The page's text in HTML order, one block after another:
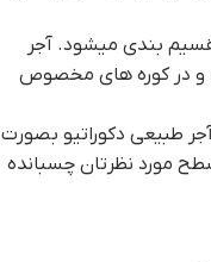
بندی میشود. آجر
در کوره های مخصوص
طبیعی دکوراتیو بصورت
مورد نظرتان چسبانده